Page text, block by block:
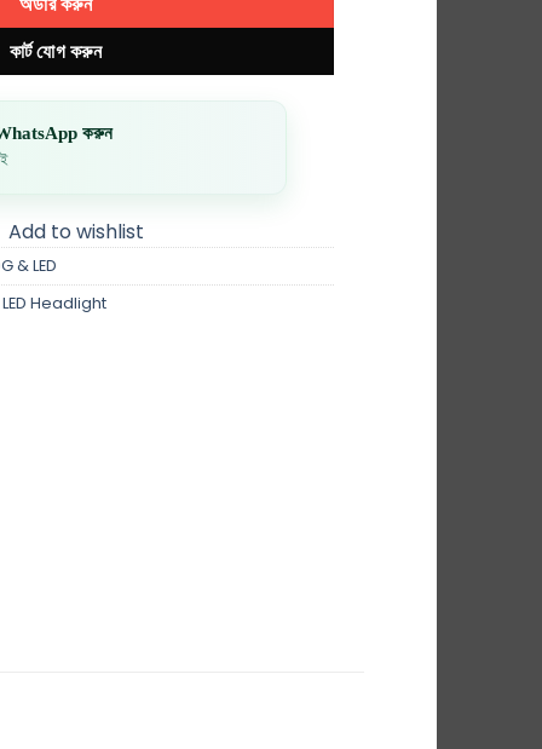
কার্ট যোগ করুন
WhatsApp করুন
Add to wishlist
& LED
Headlight